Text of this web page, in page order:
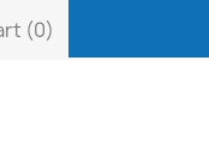
(0)